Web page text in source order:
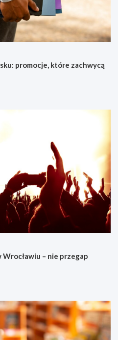
promocje, które zachwycą
– nie przegap